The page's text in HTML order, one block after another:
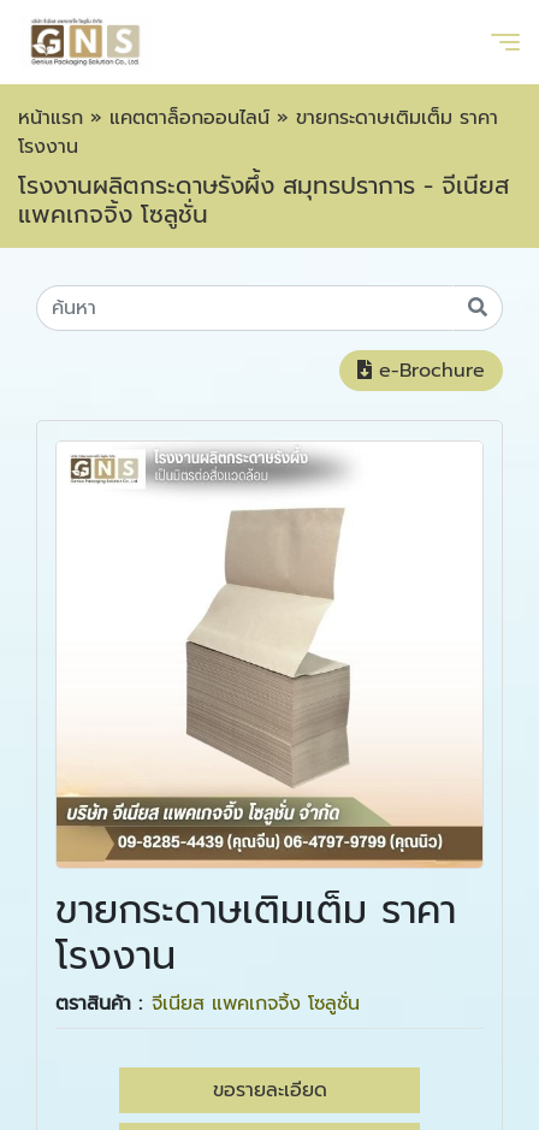
หน้าแรก » แคตตาล็อกออนไลน์ » ขายกระดาษเติมเต็ม ราคา
โรงงาน
โรงงานผลิตกระดาษรังผึ้ง สมุทรปราการ - จีเนียส
แพคเกจจิ้ง โซลูชั่น
e-Brochure
ขายกระดาษเติมเต็ม ราคา
โรงงาน
ตราสินค้า : จีเนียส แพคเกจจิ้ง โซลูชั่น
ขอรายละเอียด